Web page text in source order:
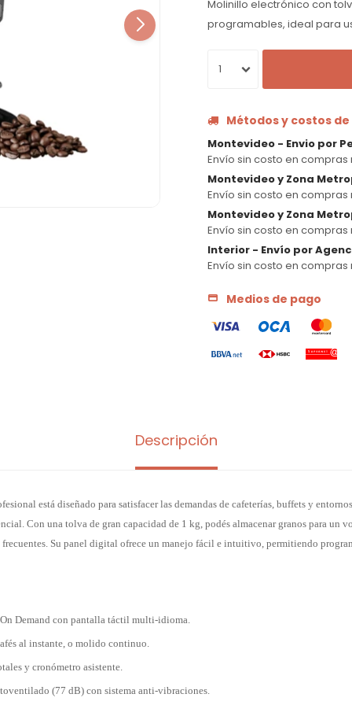
Molinillo electrónico con
programables, ideal para
1
Métodos y costos
Montevideo - Envio por
Envío sin costo en
Montevideo y Zona
Envío sin costo en
Montevideo y Zona
Envío sin costo en compras
Interior - Envío por
Envío sin costo en
Medios de pago
Descripción
está diseñado para satisfacer las demandas de cafeterías, buffets y
Con una tolva de gran capacidad de 1 kg, podés almacenar granos para un
frecuentes. Su panel digital ofrece un manejo fácil e intuitivo, permitiendo
Demand con pantalla táctil multi-idioma.
al instante, o molido continuo.
y cronómetro asistente.
(77 dB) con sistema anti-vibraciones.